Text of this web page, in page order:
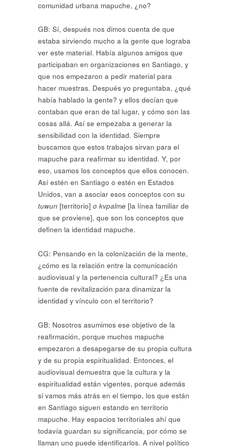
comunidad urbana mapuche, ¿no?
GB: Sí, después nos dimos cuenta de que
estaba sirviendo mucho a la gente que lograba
ver este material. Había algunos amigos que
participaban en organizaciones en Santiago, y
que nos empezaron a pedir material para
hacer muestras. Después yo preguntaba, ¿qué
había hablado la gente? y ellos decían que
contaban que eran de tal lugar, y cómo son las
cosas allá. Así se empezaba a generar la
sensibilidad con la identidad. Siempre
buscamos que estos trabajos sirvan para el
mapuche para reafirmar su identidad. Y, por
eso, usamos los conceptos que ellos conocen.
Así estén en Santiago o estén en Estados
Unidos, van a asociar esos conceptos con su
tuwun [territorio] o kvpalme [la línea familiar de
que se proviene], que son los conceptos que
definen la identidad mapuche.
CG: Pensando en la colonización de la mente,
¿cómo es la relación entre la comunicación
audiovisual y la pertenencia cultural? ¿Es una
fuente de revitalización para dinamizar la
identidad y vínculo con el territorio?
GB: Nosotros asumimos ese objetivo de la
reafirmación, porque muchos mapuche
empezaron a desapegarse de su propia cultura
y de su propia espiritualidad. Entonces, el
audiovisual demuestra que la cultura y la
espiritualidad están vigentes, porque además
si vamos más atrás en el tiempo, los que están
en Santiago siguen estando en territorio
mapuche. Hay espacios territoriales ahí que
todavía guardan su significancia, por cómo se
llaman uno puede identificarlos. A nivel político